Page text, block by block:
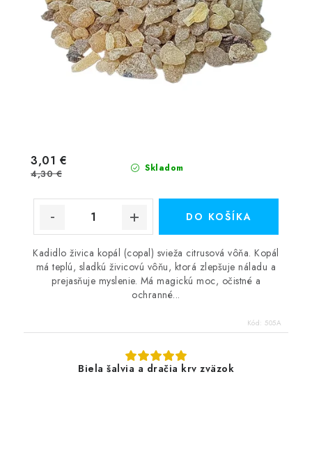
Skladom
3,01 €
4,30 €
DO KOŠÍKA
Kadidlo živica kopál (copal) svieža citrusová vôňa. Kopál
má teplú, sladkú živicovú vôňu, ktorá zlepšuje náladu a
prejasňuje myslenie. Má magickú moc, očistné a
ochranné...
Kód: 505A
Biela šalvia a dračia krv zväzok